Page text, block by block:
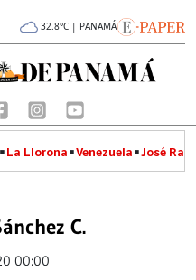
32.8°C | PANAMÁ
La Llorona Venezuela José
C.
00:00